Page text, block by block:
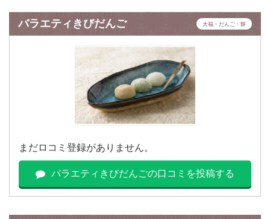
バラエティきびだんご 大福・だんご・餅
まだロコミ登録がありません。
バラエティきびだんごの口コミを投稿する